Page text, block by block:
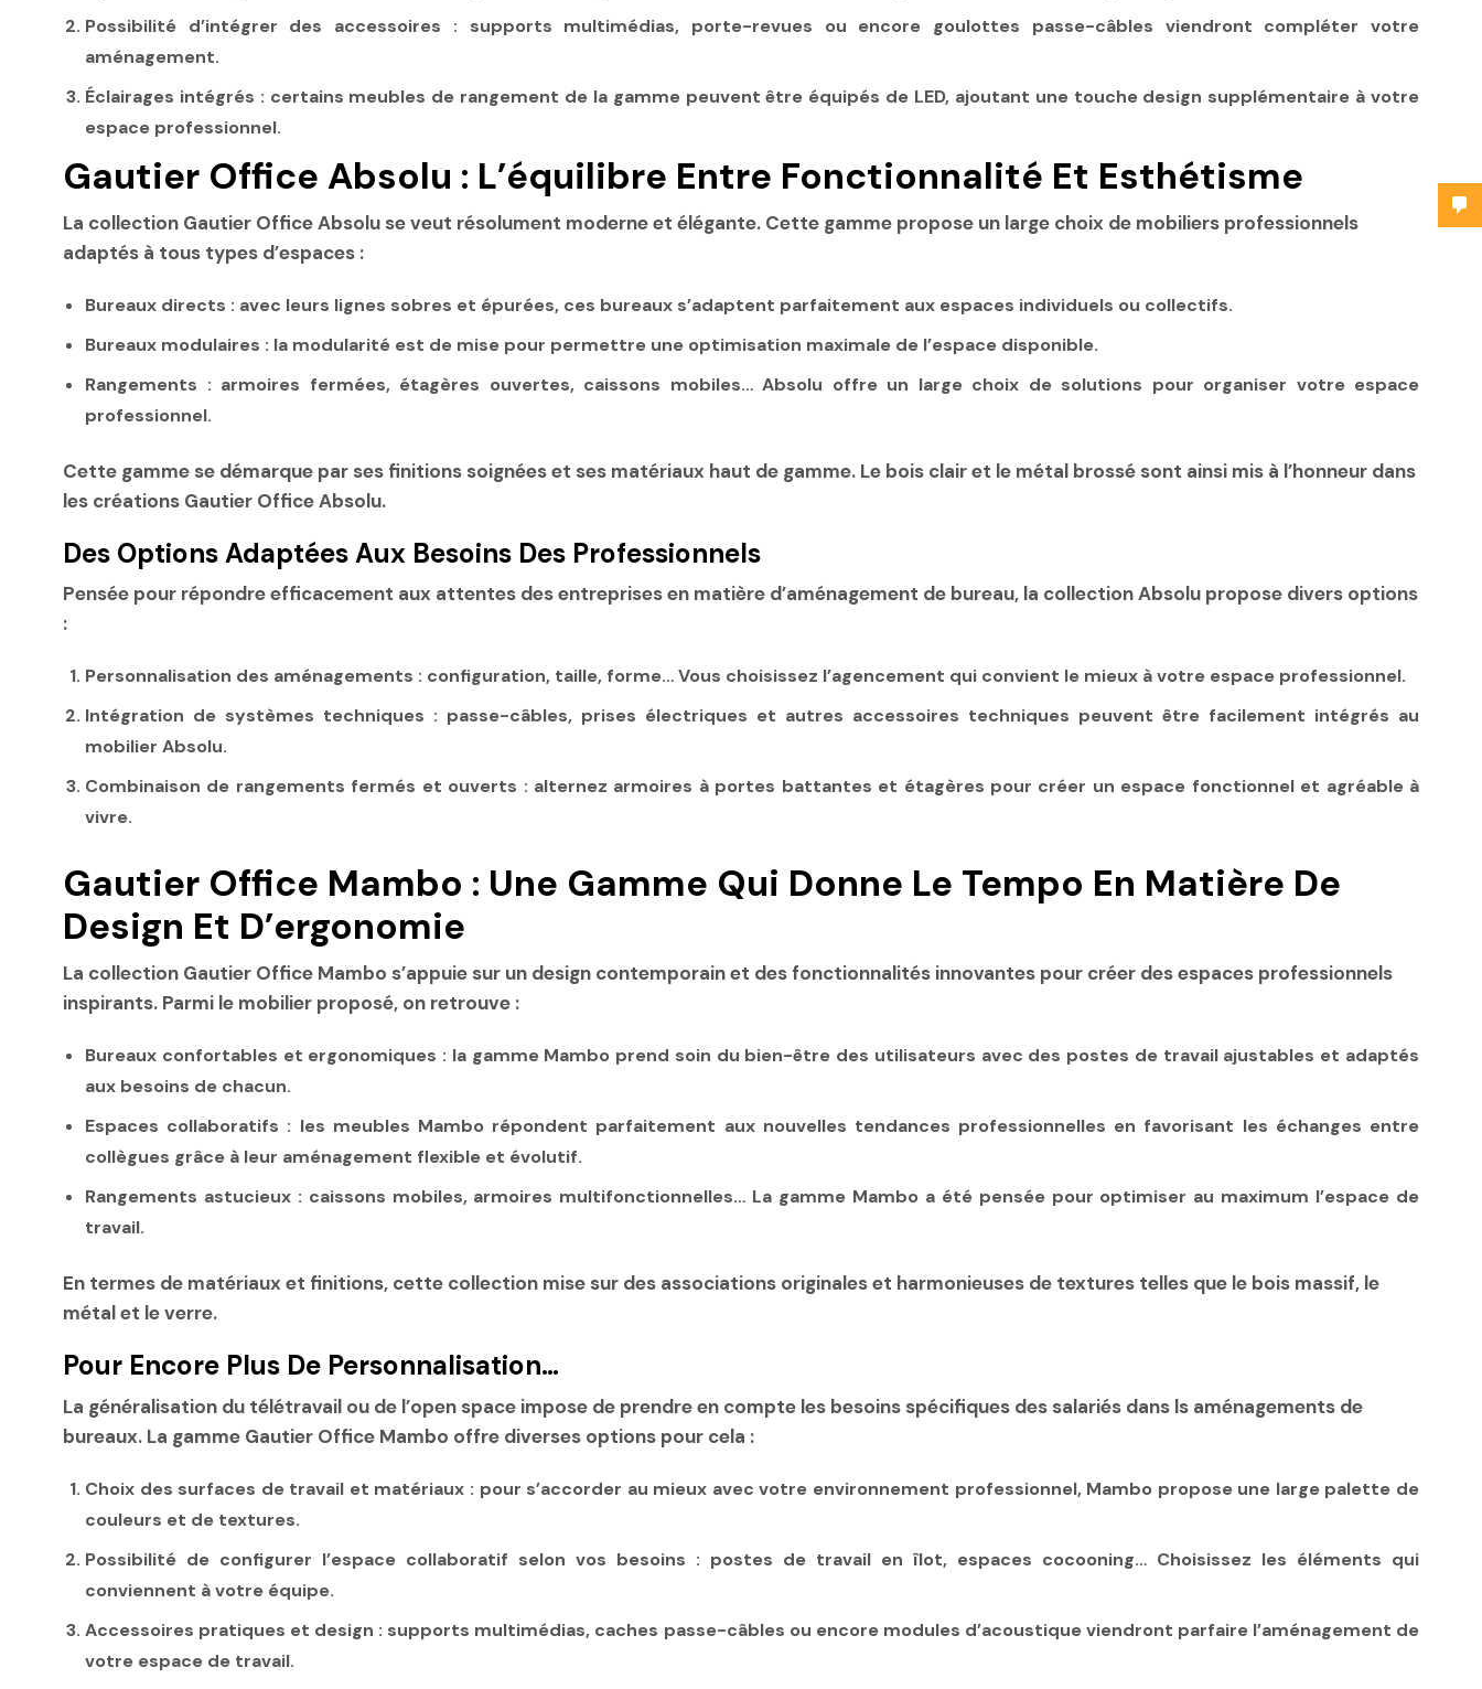
Possibilité d’intégrer des accessoires : supports multimédias, porte-revues ou encore goulottes passe-câbles viendront compléter votre
aménagement.
Éclairages intégrés : certains meubles de rangement de la gamme peuvent être équipés de LED, ajoutant une touche design supplémentaire à votre
espace professionnel.
Gautier Office Absolu : L’équilibre Entre Fonctionnalité Et Esthétisme
La collection Gautier Office Absolu se veut résolument moderne et élégante. Cette gamme propose un large choix de mobiliers professionnels
adaptés à tous types d’espaces :
Bureaux directs : avec leurs lignes sobres et épurées, ces bureaux s’adaptent parfaitement aux espaces individuels ou collectifs.
Bureaux modulaires : la modularité est de mise pour permettre une optimisation maximale de l’espace disponible.
Rangements : armoires fermées, étagères ouvertes, caissons mobiles… Absolu offre un large choix de solutions pour organiser votre espace
professionnel.
Cette gamme se démarque par ses finitions soignées et ses matériaux haut de gamme. Le bois clairet le métal brossé sont ainsi mis à l’honneur dans
les créations Gautier Office Absolu.
Des Options Adaptées Aux Besoins Des Professionnels
Pensée pour répondre efficacement aux attentes des entreprises en matière d’aménagement de bureau, la collection Absolu propose divers options
:
Personnalisation des aménagements : configuration, taille, forme… Vous choisissez l’agencement qui convient le mieux à votre espace professionnel.
Intégration de systèmes techniques : passe-câbles, prises électriques et autres accessoires techniques peuvent être facilement intégrés au
mobilier Absolu.
Combinaison de rangements fermés et ouverts : alternez armoires à portes battantes et étagères pour créer un espace fonctionnel et agréable à
vivre.
Gautier Office Mambo : Une Gamme Qui Donne Le Tempo En Matière De
Design Et D’ergonomie
La collection Gautier Office Mambo s’appuie sur un design contemporain et des fonctionnalités innovantes pour créer des espaces professionnels
inspirants. Parmi le mobilier proposé, on retrouve :
Bureaux confortables et ergonomiques : la gamme Mambo prend soin du bien-être des utilisateurs avec des postes de travail ajustables et adaptés
aux besoins de chacun.
Espaces collaboratifs : les meubles Mambo répondent parfaitement aux nouvelles tendances professionnelles en favorisant les échanges entre
collègues grâce à leur aménagement flexible et évolutif.
Rangements astucieux: caissons mobiles, armoires multifonctionnelles… La gamme Mambo a été pensée pour optimiser au maximum l’espace de
travail.
En termes de matériaux et finitions, cette collection mise sur des associations originales et harmonieuses de textures telles que le bois massif, le
métal et le verre.
Pour Encore Plus De Personnalisation…
La généralisation du télétravail ou de l’open space impose de prendre en compte les besoins spécifiques des salariés dans ls aménagements de
bureaux. La gamme Gautier Office Mambo offre diverses options pour cela :
Choix des surfaces de travail et matériaux : pour s’accorder au mieux avec votre environnement professionnel, Mambo propose une large palette de
couleurs et de textures.
Possibilité de configurer l’espace collaboratif selon vos besoins : postes de travail en îlot, espaces cocooning… Choisissez les éléments qui
conviennent à votre équipe.
Accessoires pratiques et design : supports multimédias, caches passe-câbles ou encore modules d’acoustique viendront parfaire l’aménagement de
votre espace de travail.